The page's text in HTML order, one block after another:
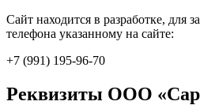
Сайт находится в разработке, для
телефона указанному на сайте:
+7 (991) 195-96-70
Реквизиты ООО